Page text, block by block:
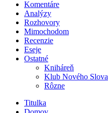
Komentáre
Analýzy
Rozhovory
Mimochodom
Recenzie
Eseje
Ostatné
Kniháreň
Klub Nového Slova
Rôzne
Titulka